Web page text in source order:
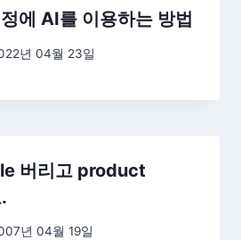
에 AI를 이용하는 방법
년 04월 23일
버리고 product
년 04월 19일